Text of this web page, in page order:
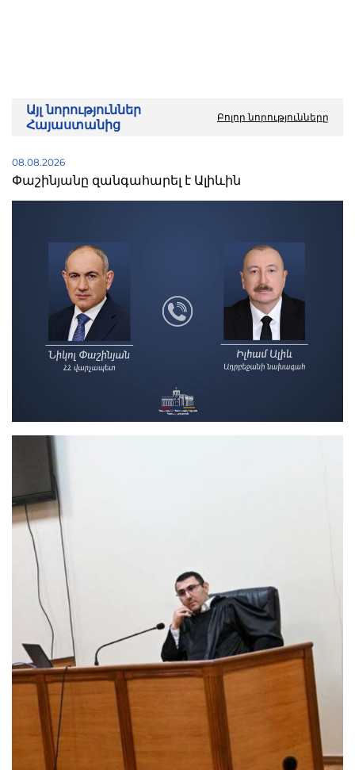
Այլ նորություններ
Հայաստանից
Բոլոր նորությունները
08.08.2026
Փաշինյանը զանգահարել է Ալիևին